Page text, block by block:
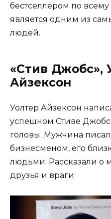
бестселлером по
является одним из
людей.
«Стив Джобс»,
Айзексон
Уолтер Айзексон
успешном Стиве
головы. Мужчина
бизнесменом, его
людьми. Рассказали о
друзья и враги.